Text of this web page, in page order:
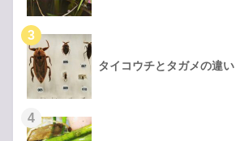
タイコウチとタガメの違い